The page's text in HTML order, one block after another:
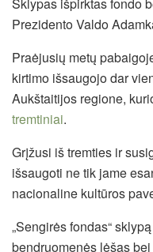
Sklypas išpirktas fondo
Prezidento Valdo
Praėjusių metų
kirtimo išsaugojo dar
Aukštaitijos regione,
tremtiniai.
Grįžusi iš tremties ir
išsaugoti ne tik jame
nacionaline kultūros
„Sengirės fondas“
bendruomenės lėšas